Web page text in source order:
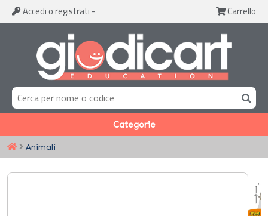
Accedi o registrati - Carrello
Categorie
Animali